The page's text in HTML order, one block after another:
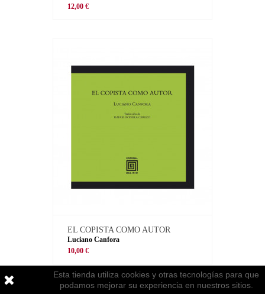
12,00 €
EL COPISTA COMO AUTOR
Luciano Canfora
10,00 €
Esta tienda utiliza cookies y otras tecnologías para que
podamos mejorar su experiencia en nuestros sitios.